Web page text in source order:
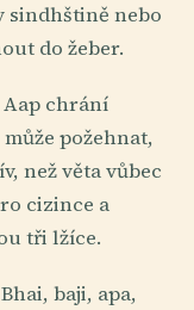
sindhštině nebo
do žeber.
Aap chrání
požehnat,
než věta vůbec
cizince a
tři lžíce.
baji, apa,